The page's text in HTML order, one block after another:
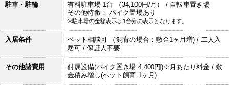
駐車・駐輪
有料駐車場 1台 （34,100円/月） / 自転車置き場
その他特徴： バイク置場あり
※駐車場の金額表示は1台分の表示となります。
入居条件
ペット相談可 （飼育の場合：敷金1ヶ月増) / 二人入
居可 / 保証人不要
その他諸費用
付属設備(バイク置き場:4,400円)※月あたり料金 / 敷
金積み増し(ペット飼育:1ヶ月)